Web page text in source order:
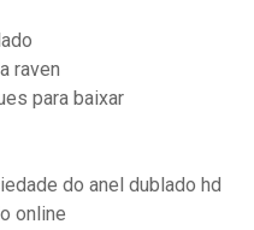
raven
para baixar
do anel dublado hd
online